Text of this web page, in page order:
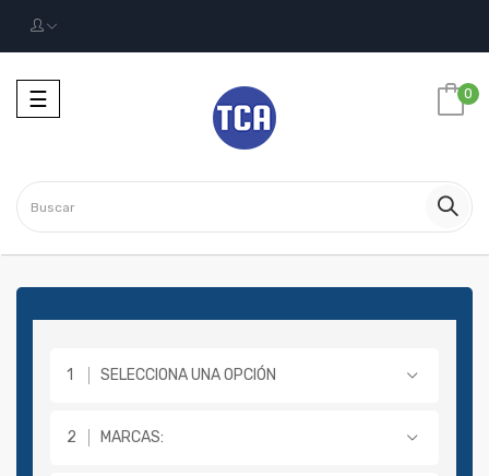
Navegación
Toggle
☰ 0
SELECCIONA UNA OPCIÓN
MARCAS: